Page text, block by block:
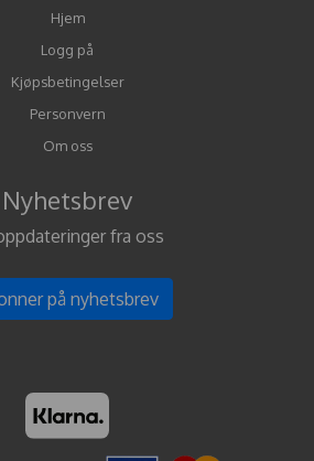
Hjem
Logg på
Kjøpsbetingelser
Personvern
Om oss
Nyhetsbrev
fra oss
på nyhetsbrev